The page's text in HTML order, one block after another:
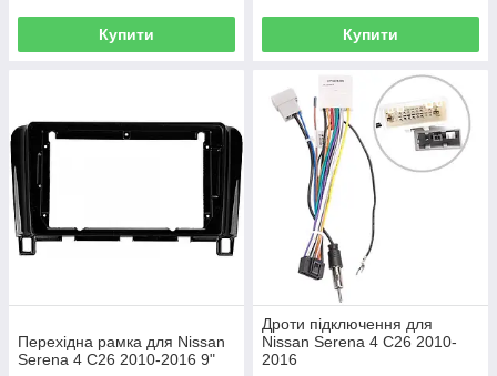
Купити Купити
Перехідна рамка для Nissan
Serena 4 C26 2010-2016 9"
Дроти підключення для
Nissan Serena 4 C26 2010-
2016